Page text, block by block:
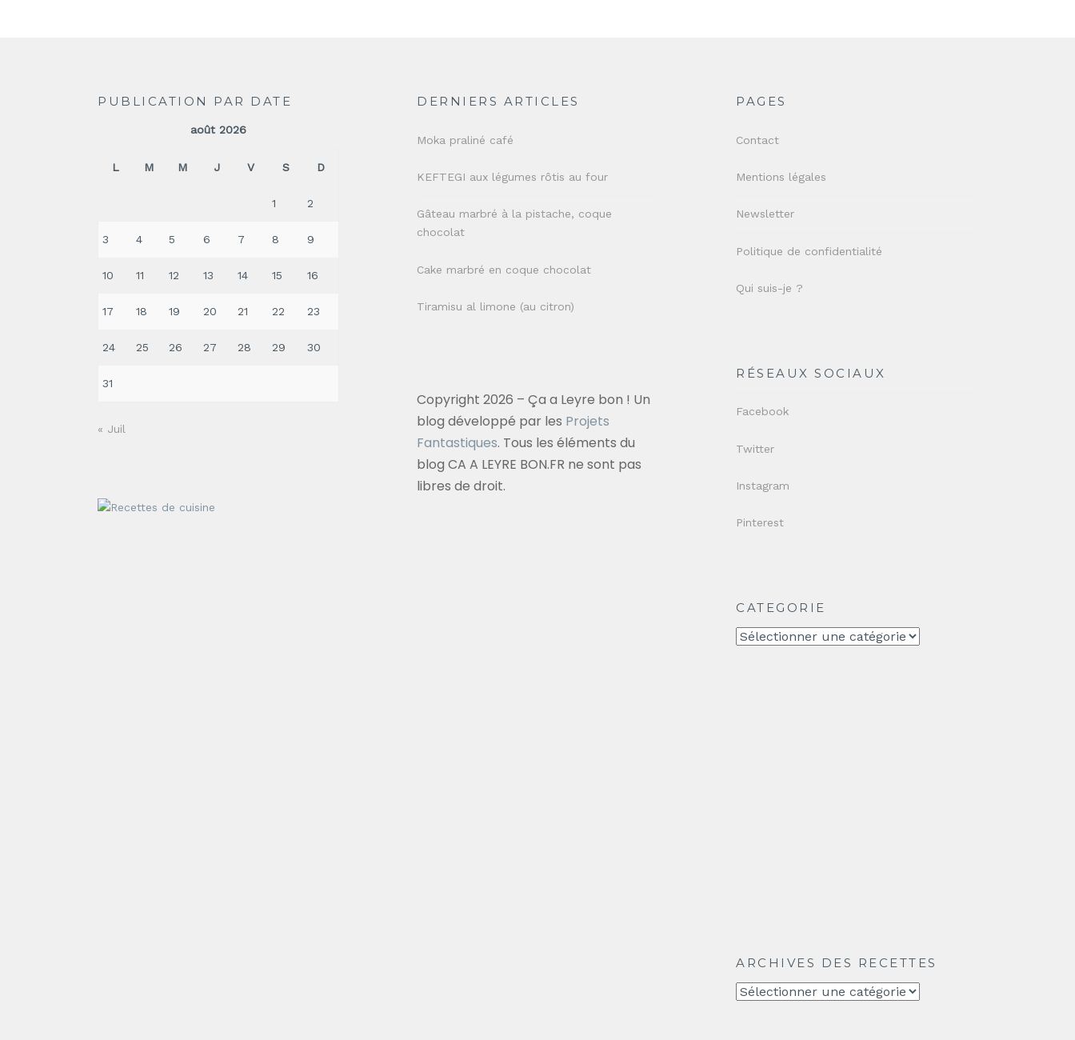
PUBLICATION PAR DATE
août 2026
L M M J V S D
1 2
3 4 5 6 7 8 9
10 11 12 13 14 15 16
17 18 19 20 21 22 23
24 25 26 27 28 29 30
31
« Juil
DERNIERS ARTICLES
Moka praliné café
KEFTEGI aux légumes rôtis au four
Gâteau marbré à la pistache, coque
chocolat
Cake marbré en coque chocolat
Tiramisu al limone (au citron)
Copyright 2026 – Ça a Leyre bon ! Un
blog développé par les Projets
Fantastiques. Tous les éléments du
blog CA A LEYRE BON.FR ne sont pas
libres de droit.
PAGES
Contact
Mentions légales
Newsletter
Politique de confidentialité
Qui suis-je ?
RÉSEAUX SOCIAUX
Facebook
Twitter
Instagram
Pinterest
CATEGORIE
CATEGORIE
ARCHIVES DES RECETTES
Archives